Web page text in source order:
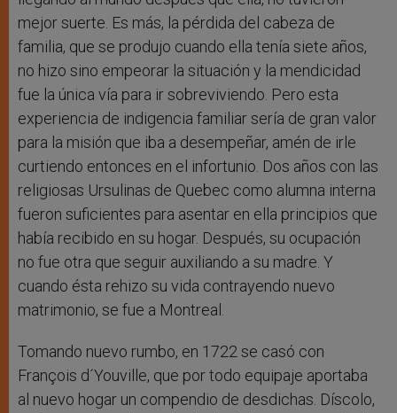
mejor suerte. Es más, la pérdida del cabeza de
familia, que se produjo cuando ella tenía siete años,
no hizo sino empeorar la situación y la mendicidad
fue la única vía para ir sobreviviendo. Pero esta
experiencia de indigencia familiar sería de gran valor
para la misión que iba a desempeñar, amén de irle
curtiendo entonces en el infortunio. Dos años con las
religiosas Ursulinas de Quebec como alumna interna
fueron suficientes para asentar en ella principios que
había recibido en su hogar. Después, su ocupación
no fue otra que seguir auxiliando a su madre. Y
cuando ésta rehizo su vida contrayendo nuevo
matrimonio, se fue a Montreal.
Tomando nuevo rumbo, en 1722 se casó con
François d´Youville, que por todo equipaje aportaba
al nuevo hogar un compendio de desdichas. Díscolo,